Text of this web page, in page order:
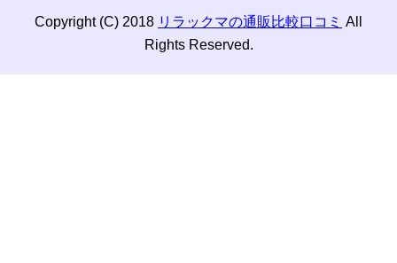
Copyright (C) 2018 リラックマの通販比較口コミ All
Rights Reserved.